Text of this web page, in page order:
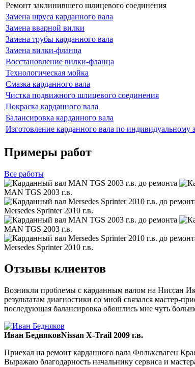
Ремонт заклинившего шлицевого соединения
Замена шруса карданного вала
Замена вварной вилки
Замена трубы карданного вала
Замена вилки-фланца
Восстановление вилки-фланца
Технологическая мойка
Смазка карданного вала
Чистка подвижного шлицевого соединения
Покраска карданного вала
Балансировка карданного вала
Изготовление карданного вала по индивидуальному
Примеры работ
Все работы
MAN TGS 2003 г.в.
Mersedes Sprinter 2010 г.в.
MAN TGS 2003 г.в.
Mersedes Sprinter 2010 г.в.
Отзывы клиентов
Возникли проблемы с карданным валом на Ниссан
результатам диагностики со мной связался мастер-
последующая балансировка обошлись мне чуть
Иван БедняковNissan X-Trail 2009 г.в.
Приехал на ремонт карданного вала Фольксваген
Выражаю благодарность начальнику сервиса и